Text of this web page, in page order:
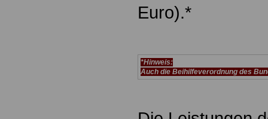
Euro).*
*Hinweis:
Auch die Beihilfeverordnung des